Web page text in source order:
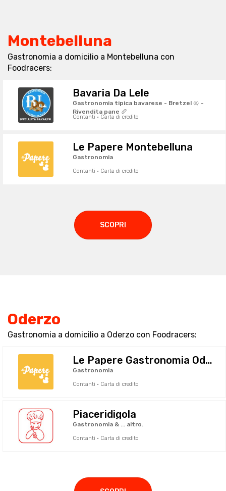
Montebelluna
Gastronomia a domicilio a Montebelluna con
Foodracers:
Bavaria Da Lele
Gastronomia tipica bavarese - Bretzel 🥨 -
Rivendita pane 🥖
Contanti · Carta di credito
Le Papere Montebelluna
Gastronomia
Contanti · Carta di credito
SCOPRI
Oderzo
Gastronomia a domicilio a Oderzo con Foodracers:
Le Papere Gastronomia Oderzo
Gastronomia
Contanti · Carta di credito
Piaceridigola
Gastronomia & ... altro.
Contanti · Carta di credito